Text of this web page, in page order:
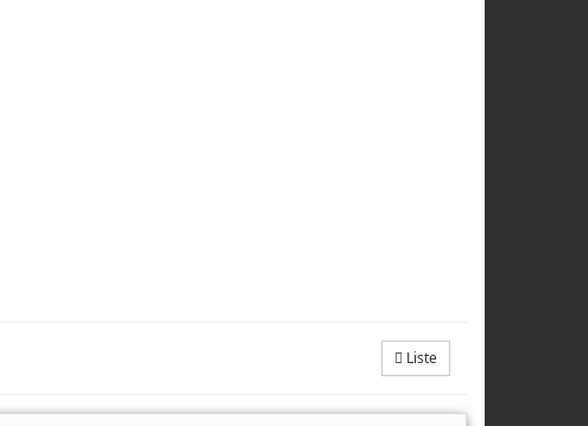
Liste